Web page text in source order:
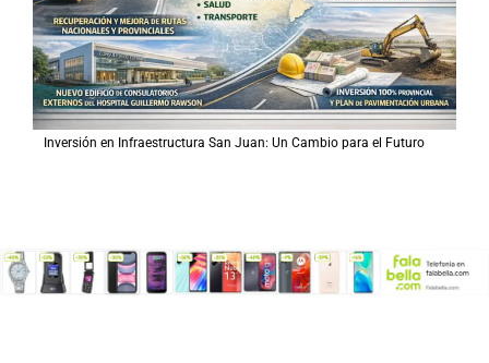
Inversión en Infraestructura San Juan: Un Cambio para el Futuro